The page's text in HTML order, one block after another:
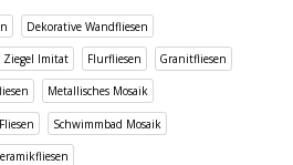
Dekorative Wandfliesen
Ziegel Imitat Flurfliesen Granitfliesen
Metallisches Mosaik
Schwimmbad Mosaik